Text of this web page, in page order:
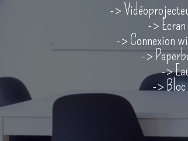
->
->
-> Connexion
->
->
-> Bloc